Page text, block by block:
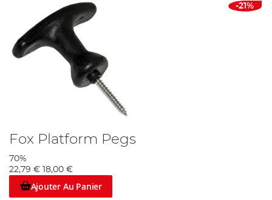
-21%
Fox Platform Pegs
70%
22,79 €
18,00 €
Ajouter Au Panier